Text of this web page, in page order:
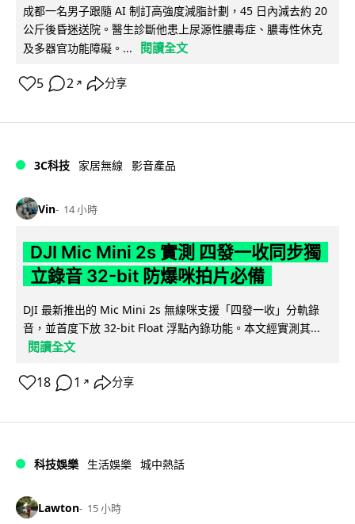
成都一名男子跟隨 AI 制訂高強度減脂計劃，45 日內減去約 20
公斤後昏迷送院。醫生診斷他患上尿源性膿毒症、膿毒性休克
及多器官功能障礙。...
閱讀全文
5 2 ↗ 分享
3C科技 家居無線 影音產品
Vin 14 小時
DJI Mic Mini 2s 實測 四發一收同步獨
立錄音 32-bit 防爆咪拍片必備
DJI 最新推出的 Mic Mini 2s 無線咪支援「四發一收」分軌錄
音，並首度下放 32-bit Float 浮點內錄功能。本文經實測其...
閱讀全文
18 1 ↗ 分享
科技娛樂 生活娛樂 城中熱話
Lawton 15 小時